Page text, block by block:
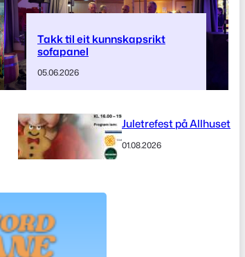
Takk til eit kunnskapsrikt
sofapanel
05.06.2026
Juletrefest på Allhuset
01.08.2026